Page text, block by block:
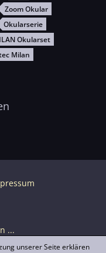
Zoom Okular
Okularserie
Okularset
Milan
...
unserer Seite erklären